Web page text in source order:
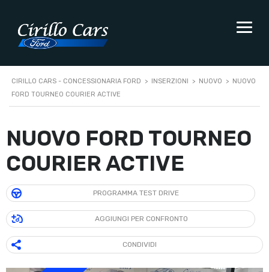
CIRILLO CARS - CONCESSIONARIA FORD > INSERZIONI > NUOVO >
NUOVO
FORD TOURNEO COURIER ACTIVE
NUOVO FORD TOURNEO
COURIER ACTIVE
PROGRAMMA TEST DRIVE
AGGIUNGI PER CONFRONTO
CONDIVIDI